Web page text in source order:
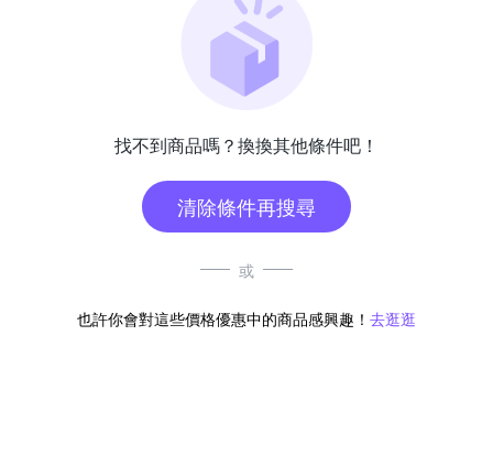
找不到商品嗎？換換其他條件吧！
清除條件再搜尋
或
也許你會對這些價格優惠中的商品感興趣！ 去逛逛